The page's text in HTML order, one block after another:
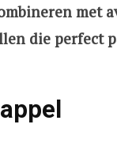
met
die perfect